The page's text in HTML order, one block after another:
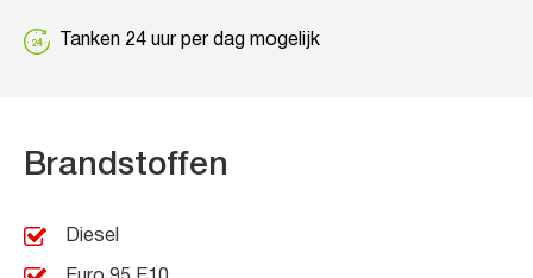
Tanken 24 uur per dag mogelijk
Brandstoffen
Diesel